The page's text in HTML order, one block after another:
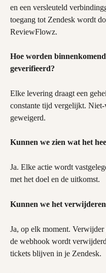
en een versleuteld
toegang tot Zendesk wordt
ReviewFlowz.
Hoe worden
geverifieerd?
Elke levering draagt een
constante tijd vergelijkt.
geweigerd.
Kunnen we zien wat het
Ja. Elke actie wordt
met het doel en de uitkomst.
Kunnen we het
Ja, op elk moment.
de webhook wordt
tickets blijven in je Zendesk.